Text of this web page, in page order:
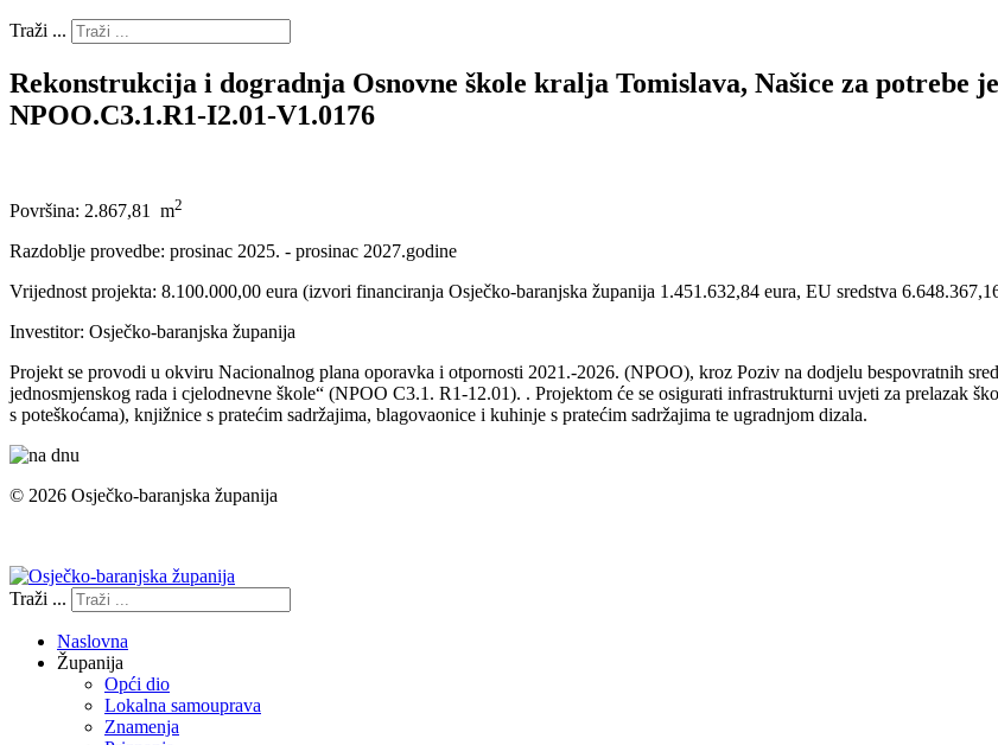
Traži ...
Rekonstrukcija i dogradnja Osnovne škole kralja Tomislava, Našice za potrebe
NPOO.C3.1.R1-I2.01-V1.0176
Površina: 2.867,81 m2
Razdoblje provedbe: prosinac 2025. - prosinac 2027.godine
Vrijednost projekta: 8.100.000,00 eura (izvori financiranja Osječko-baranjska županija 1.451.632,84 eura, EU sredstva
Investitor: Osječko-baranjska županija
Projekt se provodi u okviru Nacionalnog plana oporavka i otpornosti 2021.-2026. (NPOO), kroz Poziv na dodjelu bespovratnih
jednosmjenskog rada i cjelodnevne škole“ (NPOO C3.1. R1-12.01). . Projektom će se osigurati infrastrukturni uvjeti za prelazak
s poteškoćama), knjižnice s pratećim sadržajima, blagovaonice i kuhinje s pratećim sadržajima te ugradnjom dizala.
© 2026 Osječko-baranjska županija
Traži ...
Naslovna
Županija
Opći dio
Lokalna samouprava
Znamenja